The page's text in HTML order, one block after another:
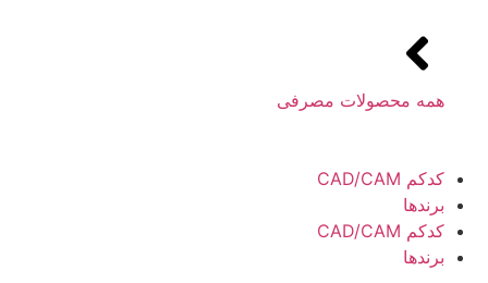
همه محصولات مصرفی
کدکم CAD/CAM
برندها
کدکم CAD/CAM
برندها